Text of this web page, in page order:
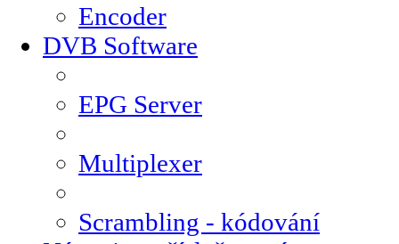
Encoder
DVB Software
EPG Server
Multiplexer
Scrambling - kódování